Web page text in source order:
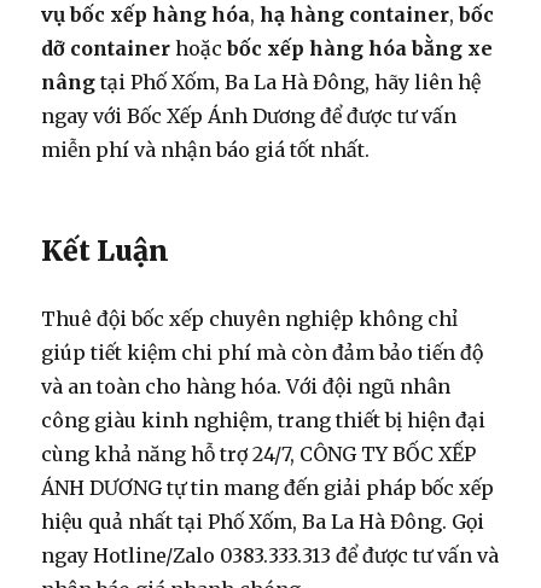
vụ bốc xếp hàng hóa,hạ hàng container,bốc
dỡ container hoặcbốc xếp hàng hóa bằng xe
nâng tại Phố Xốm, Ba La Hà Đông, hãy liên hệ
ngay với Bốc Xếp Ánh Dương để được tư vấn
miễn phí và nhận báo giá tốt nhất.
Kết Luận
Thuê đội bốc xếp chuyên nghiệp không chỉ
giúp tiết kiệm chi phí mà còn đảm bảo tiến độ
và an toàn cho hàng hóa. Với đội ngũ nhân
công giàu kinh nghiệm, trang thiết bị hiện đại
cùng khả năng hỗ trợ 24/7, CÔNG TY BỐC XẾP
ÁNH DƯƠNG tự tin mang đến giải pháp bốc xếp
hiệu quả nhất tại Phố Xốm, Ba La Hà Đông. Gọi
ngay Hotline/Zalo 0383.333.313 để được tư vấn và